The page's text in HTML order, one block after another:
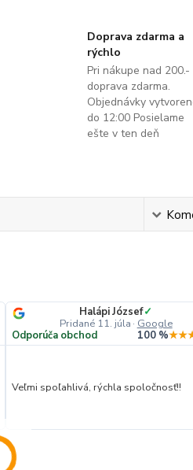
Doprava zdarma a
rýchlo
Pri nákupe nad
doprava zdarma.
Objednávky
do 12:00 Posielame
ešte v ten deň
Halápi József✓
Pridané 11. júla · Google
Odporúča obchod 100 %
Veľmi spoľahlivá, rýchla spoločnosť!!